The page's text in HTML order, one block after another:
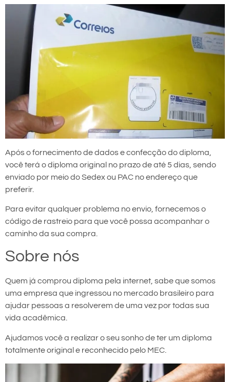
Após o fornecimento de dados e confecção do diploma,
você terá o diploma original no prazo de até 5 dias, sendo
enviado por meio do Sedex ou PAC no endereço que
preferir.
Para evitar qualquer problema no envio, fornecemos o
código de rastreio para que você possa acompanhar o
caminho da sua compra.
Sobre nós
Quem já comprou diploma pela internet, sabe que somos
uma empresa que ingressou no mercado brasileiro para
ajudar pessoas a resolverem de uma vez por todas sua
vida acadêmica.
Ajudamos você a realizar o seu sonho de ter um diploma
totalmente original e reconhecido pelo MEC.